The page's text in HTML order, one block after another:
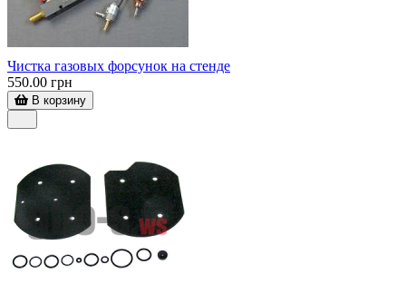
Чистка газовых форсунок на стенде
550.00 грн
В корзину